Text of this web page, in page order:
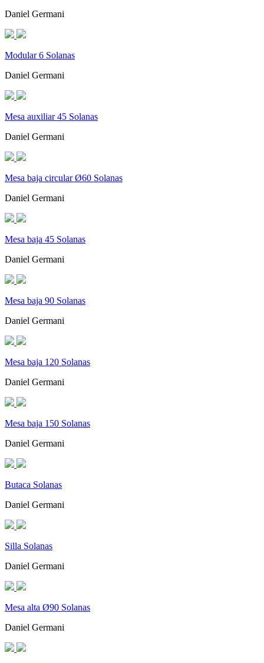
Daniel Germani
Modular 6 Solanas
Daniel Germani
Mesa auxiliar 45 Solanas
Daniel Germani
Mesa baja circular Ø60 Solanas
Daniel Germani
Mesa baja 45 Solanas
Daniel Germani
Mesa baja 90 Solanas
Daniel Germani
Mesa baja 120 Solanas
Daniel Germani
Mesa baja 150 Solanas
Daniel Germani
Butaca Solanas
Daniel Germani
Silla Solanas
Daniel Germani
Mesa alta Ø90 Solanas
Daniel Germani